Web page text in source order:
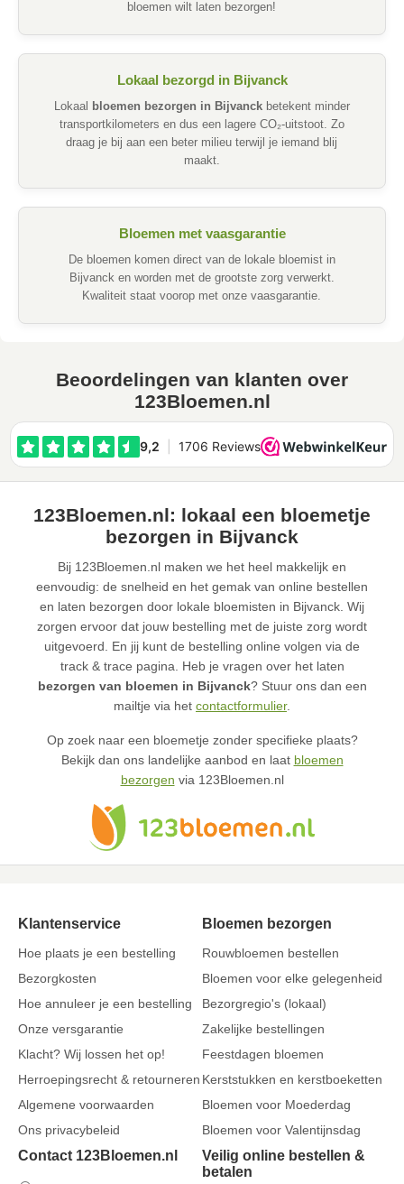
bloemen wilt laten bezorgen!
Lokaal bezorgd in Bijvanck
Lokaal bloemen bezorgen in Bijvanckbetekent minder
transportkilometers en dus een lagere CO₂-uitstoot. Zo
draag je bij aan een beter milieu terwijl je iemand blij
maakt.
Bloemen met vaasgarantie
De bloemen komen direct van de lokale bloemist in
Bijvanck en worden met de grootste zorg verwerkt.
Kwaliteit staat voorop met onze vaasgarantie.
Beoordelingen van klanten over
123Bloemen.nl
123Bloemen.nl: lokaal een bloemetje
bezorgen in Bijvanck
Bij 123Bloemen.nl maken we het heel makkelijk en
eenvoudig: de snelheid en het gemak van online bestellen
en laten bezorgen door lokale bloemisten in Bijvanck. Wij
zorgen ervoor dat jouw bestelling met de juiste zorg wordt
uitgevoerd. En jij kunt de bestelling online volgen via de
track & trace pagina. Heb je vragen over het laten
bezorgen van bloemen in Bijvanck? Stuur ons dan een
mailtje via het contactformulier.
Op zoek naar een bloemetje zonder specifieke plaats?
Bekijk dan ons landelijke aanbod en laat bloemen
bezorgen via 123Bloemen.nl
Klantenservice
Hoe plaats je een bestelling
Bezorgkosten
Hoe annuleer je een bestelling
Onze versgarantie
Klacht? Wij lossen het op!
Herroepingsrecht & retourneren
Algemene voorwaarden
Ons privacybeleid
Bloemen bezorgen
Rouwbloemen bestellen
Bloemen voor elke gelegenheid
Bezorgregio's (lokaal)
Zakelijke bestellingen
Feestdagen bloemen
Kerststukken en kerstboeketten
Bloemen voor Moederdag
Bloemen voor Valentijnsdag
Contact 123Bloemen.nl
Veilig online bestellen &
betalen